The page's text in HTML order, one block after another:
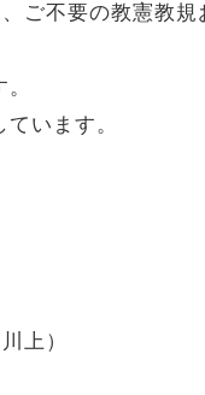
ご不要の教憲教
います。
上）